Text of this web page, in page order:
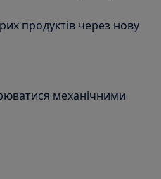
продуктів через нову
механічними